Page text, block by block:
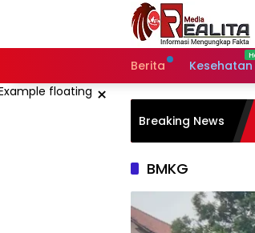
Berita Kesehatan
×
Breaking News
BMKG